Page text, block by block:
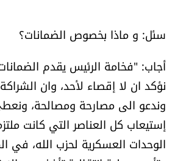
سئل: و ماذا بخصوص الضمانات؟
أجاب: "فخامة الرئيس يقدم
نؤكد ان لا إقصاء لأحد، وان
وندعو الى مصارحة ومصالحة،
إستيعاب كل العناصر التي كانت
الوحدات العسكرية لحزب الله، في